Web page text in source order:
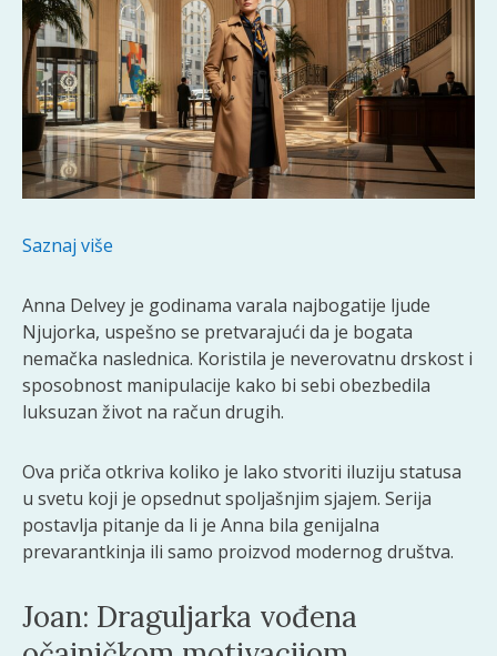
Saznaj više
Anna Delvey je godinama varala najbogatije ljude
Njujorka, uspešno se pretvarajući da je bogata
nemačka naslednica. Koristila je neverovatnu drskost i
sposobnost manipulacije kako bi sebi obezbedila
luksuzan život na račun drugih.
Ova priča otkriva koliko je lako stvoriti iluziju statusa
u svetu koji je opsednut spoljašnjim sjajem. Serija
postavlja pitanje da li je Anna bila genijalna
prevarantkinja ili samo proizvod modernog društva.
Joan: Draguljarka vođena